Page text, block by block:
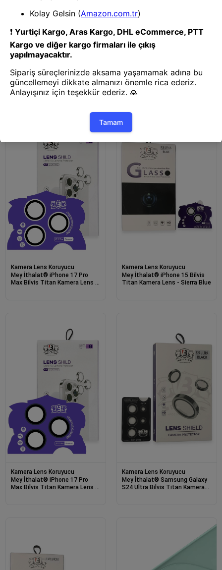
Mey İthalat® Samsung Galaxy
S26 Ultra Bilvis Titan Kamera
Lens - Siyah
Mey İthalat® iPhone 15 Bilvis
Titan Kamera Lens - Siyah
Kamera Lens Koruyucu
Mey İthalat® iPhone 17 Pro
Max Bilvis Titan Kamera Lens -
Kamera Lens Koruyucu
Mey İthalat® iPhone 15 Bilvis
Titan Kamera Lens - Sierra Blue
Kamera Lens Koruyucu
Mey İthalat® iPhone 17 Pro
Max Bilvis Titan Kamera Lens -
Kamera Lens Koruyucu
Mey İthalat® Samsung Galaxy
S24 Ultra Bilvis Titan Kamera